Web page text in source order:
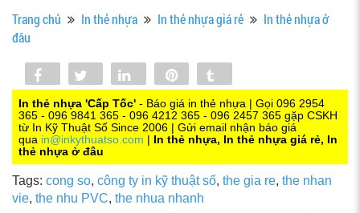
Trang chủ In thẻ nhựa In thẻ nhựa giá rẻ
In thẻ nhựa ở
đâu
Share Tweet Share
0
In thẻ nhựa 'Cấp Tốc' - Báo giá in thẻ nhựa | Gọi 096 2954
365 - 096 9841 365 - 096 4212 365 - 096 2457 365 gặp CSKH
từ In Kỹ Thuật Số Since 2006 | Gửi email nhận báo giá
qua in@inkythuatso.com | In thẻ nhựa, In thẻ nhựa giá rẻ, In
thẻ nhựa ở đâu
Tags: cong so, công ty in kỹ thuật số, the gia re, the nhan
vie, the nhu PVC, the nhua nhanh